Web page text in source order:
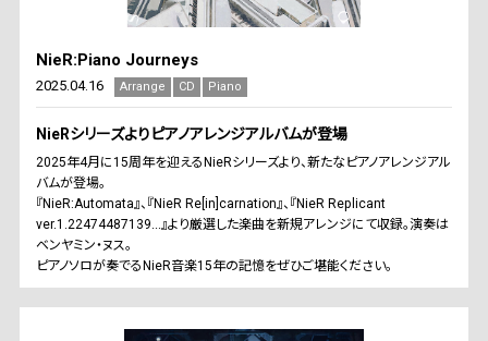
NieR:Piano Journeys
2025.04.16 Arrange CD Piano
NieRシリーズよりピアノアレンジアルバムが登場
2025年4月に15周年を迎えるNieRシリーズより、新たなピアノアレンジアル
バムが登場。
『NieR:Automata』、『NieR Re[in]carnation』、『NieR Replicant
ver.1.22474487139...』より厳選した楽曲を新規アレンジにて収録。演奏は
ベンヤミン・ヌス。
ピアノソロが奏でるNieR音楽15年の記憶をぜひご堪能ください。